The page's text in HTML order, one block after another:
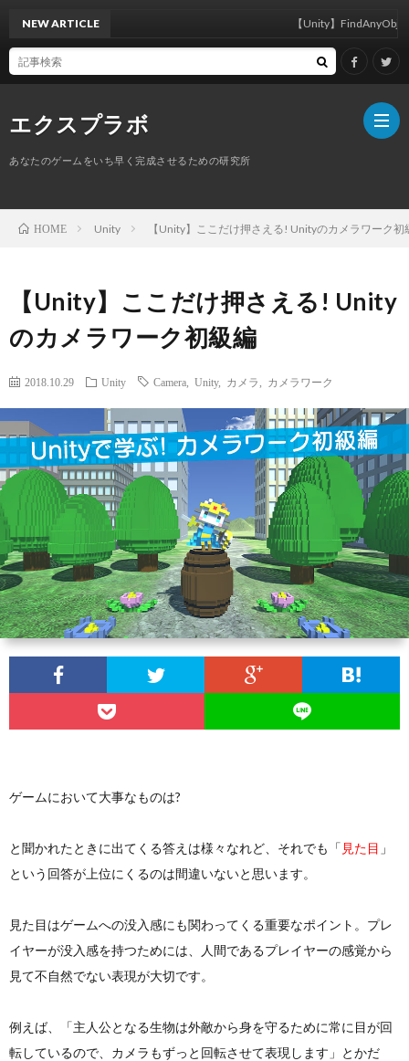
エクスプラボ
あなたのゲームをいち早く完成させるための研究所
ムロ
ィ
ー
ル
ー
ビ
ス
内
容
で
3D
成
翻
訳
プ
NEW ARTICLE 【Unity】
HOME Unity 【Unity】ここだけ押さえる! Unityのカメラワーク初
【Unity】ここだけ押さえる! Unity
のカメラワーク初級編
2018.10.29 Unity Camera Unity, カメラ カメラワーク
ゲームにおいて大事なものは?
と聞かれたときに出てくる答えは様々なれど、それでも「 見た目 」
という回答が上位にくるのは間違いないと思います。
見た目はゲームへの没入感にも関わってくる重要なポイント。プレ
イヤーが没入感を持つためには、人間であるプレイヤーの感覚から
見て不自然でない表現が大切です。
例えば、「主人公となる生物は外敵から身を守るために常に目が回
転しているので、カメラもずっと回転させて表現します」とかだ